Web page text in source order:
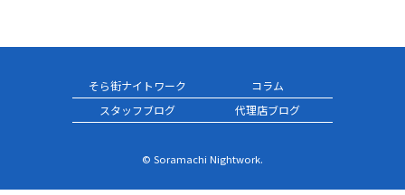
そら街ナイトワーク
コラム
スタッフブログ
代理店ブログ
© Soramachi Nightwork.